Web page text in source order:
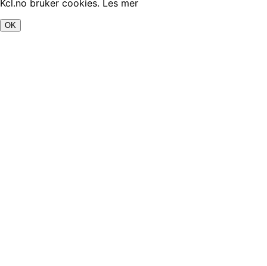
Kcl.no bruker cookies. Les mer
OK